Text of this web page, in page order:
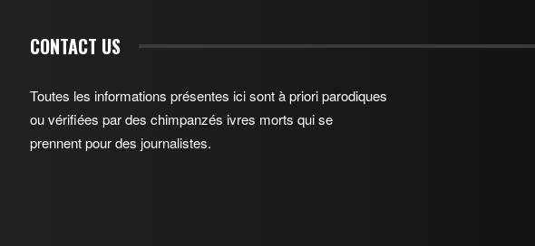
CONTACT US
Toutes les informations présentes ici sont à priori parodiques
ou vérifiées par des chimpanzés ivres morts qui se
prennent pour des journalistes.